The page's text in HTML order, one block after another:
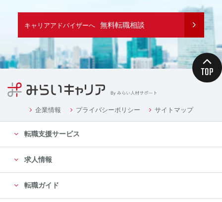
キャリアアドバイザーへ 無料転職相談
企業情報 プライバシーポリシー サイトマップ
転職支援サービス
求人情報
転職ガイド